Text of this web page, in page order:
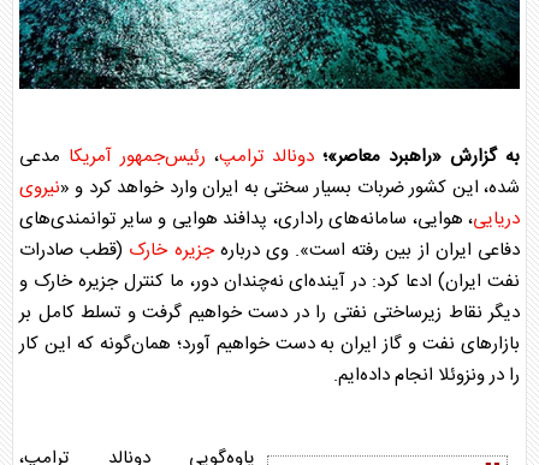
به گزارش «راهبرد معاصر»؛ دونالد ترامپ، رئیس‌جمهور آمریکا مدعی
شده، این کشور ضربات بسیار سختی به ایران وارد خواهد کرد و «نیروی
دریایی، هوایی، سامانه‌های راداری، پدافند هوایی و سایر توانمندی‌های
دفاعی ایران از بین رفته است». وی دربارهجزیره خارک (قطب صادرات
نفت ایران) ادعا کرد: در آینده‌ای نه‌چندان دور، ما کنترلجزیره خارک و
دیگر نقاط زیرساختی نفتی را در دست خواهیم گرفت و تسلط کامل بر
بازارهای نفت و گاز ایران به دست خواهیم آورد؛ همان‌گونه که این کار
را در ونزوئلا انجام داده‌ایم.
یاوه‌گوییدونالد ترامپ،